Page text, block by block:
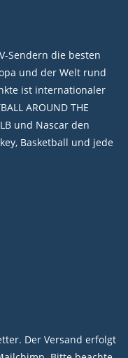
Sendern die besten
und der Welt rund
ist internationaler
AROUND THE
und Nascar den
Basketball und jede
Der Versand erfolgt